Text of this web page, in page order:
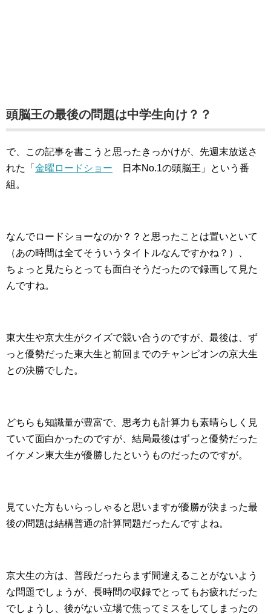
頭脳王の最後の問題は中学生向け？？
で、この記事を書こうと思ったきっかけが、先週末放送さ
れた「 金曜ロードショー 日本No.1の頭脳王」という番
組。
なんでロードショーなのか？？と思ったことは置いといて
（あの時間は全てそういうタイトルなんですかね？）、
ちょっと見たらとっても面白そうだったので録画して見た
んですね。
東大生や京大生がクイズで競い合うのですが、最後は、ず
っと優勢だった東大生と前回までのチャンピオンの京大生
との決勝でした。
どちらも知識量が豊富で、思考力も計算力も素晴らしく見
ていて面白かったのですが、結局最後はずっと優勢だった
イケメン東大生が優勝したというものだったのですが。
見ていた方もいらっしゃると思いますが優勝が決まった最
後の問題は結構普通の計算問題だったんですよね。
京大生の方は、普段だったらまず間違えることがないよう
な問題でしょうが、長時間の収録でとってもお疲れだった
でしょうし、後がない立場で焦ってミスをしてしまったの